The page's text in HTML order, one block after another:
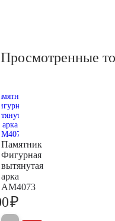
Просмотренные
Памятник
Фигурная
вытянутая
арка
AM4073
₽